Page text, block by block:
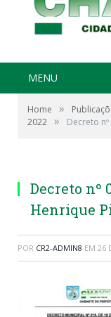
MENU
Home »
2022 » Decreto
Decreto nº
Henrique
POR CR2-ADMIN8 EM 26